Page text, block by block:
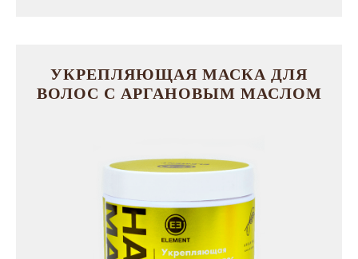
УКРЕПЛЯЮЩАЯ МАСКА ДЛЯ
ВОЛОС С АРГАНОВЫМ МАСЛОМ